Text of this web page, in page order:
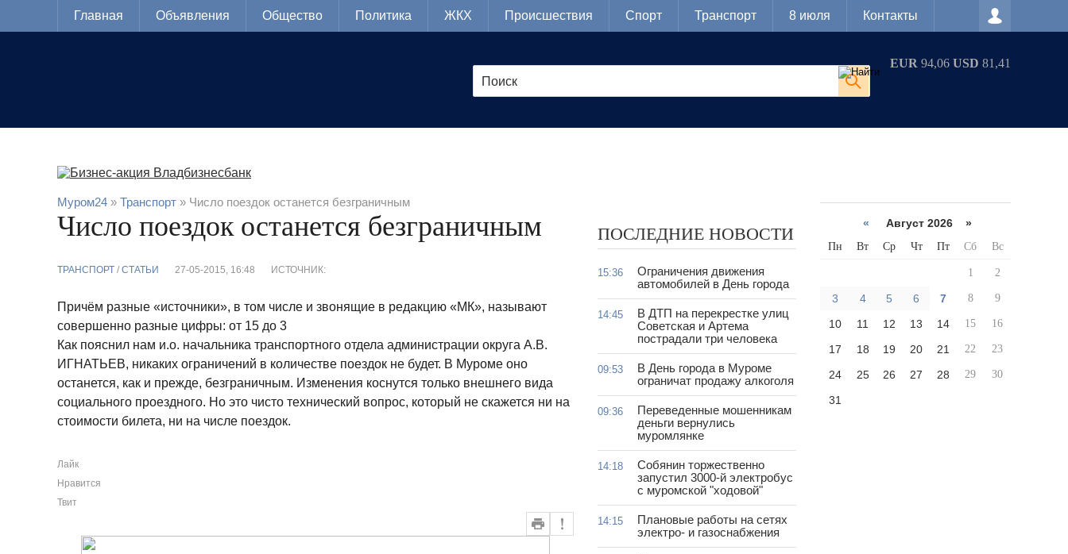
Главная Объявления Общество Политика ЖКХ Происшествия Спорт Транспорт 8 июля Контакты
EUR 94,06 USD 81,41
Муром24 » Транспорт » Число поездок останется безграничным
Число поездок останется безграничным
ТРАНСПОРТ / СТАТЬИ 27-05-2015, 16:48 ИСТОЧНИК:
Причём разные «источники», в том числе и звонящие в редакцию «МК», называют
совершенно разные цифры: от 15 до 3
Как пояснил нам и.о. начальника транспортного отдела администрации округа А.В.
ИГНАТЬЕВ, никаких ограничений в количестве поездок не будет. В Муроме оно
останется, как и прежде, безграничным. Изменения коснутся только внешнего вида
социального проездного. Но это чисто технический вопрос, который не скажется ни на
стоимости билета, ни на числе поездок.
Лайк
Нравится
Твит
ПОСЛЕДНИЕ НОВОСТИ
15:36
Ограничения движения
автомобилей в День города
14:45
В ДТП на перекрестке улиц
Советская и Артема
пострадали три человека
09:53
В День города в Муроме
ограничат продажу алкоголя
09:36
Переведенные мошенникам
деньги вернулись
муромлянке
14:18
Собянин торжественно
запустил 3000-й электробус
с муромской "ходовой"
14:15
Плановые работы на сетях
электро- и газоснабжения
« Август 2026 »
Пн Вт Ср Чт Пт Сб Вс
1 2
3 4 5 6 7 8 9
10 11 12 13 14 15 16
17 18 19 20 21 22 23
24 25 26 27 28 29 30
31